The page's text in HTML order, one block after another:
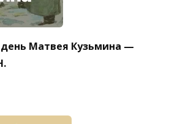
Матвея Кузьмина —